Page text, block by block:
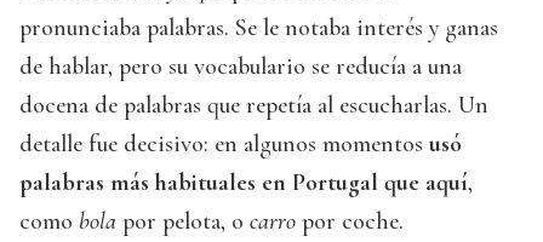
pronunciaba palabras. Se le notaba interés y ganas
de hablar, pero su vocabulario se reducía a una
docena de palabras que repetía al escucharlas. Un
detalle fue decisivo: en algunos momentos usó
palabras más habituales en Portugal que aquí,
como bola por pelota, o carro por coche.